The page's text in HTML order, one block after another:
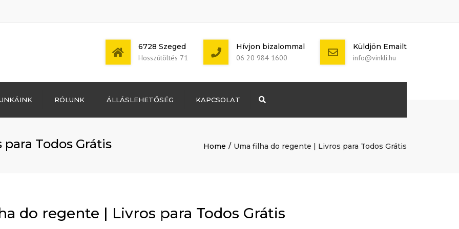
Bejegyzések
WordPress
Mon - Sat: 7:00 -
+ 386 40 111
6728 Szeged
Hosszútöltés 71
Hívjon bizalommal
06 20 984 1600
Küldjön Emailt
info@vinkli.hu
RÓLUNK ÁLLÁSLEHETŐSÉG KAPCSOLAT
Todos Grátis Home Uma filha do regente | Livros para Todos Grátis
do regente | Livros para Todos Grátis